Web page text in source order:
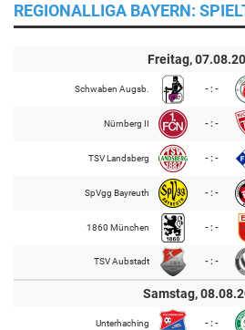
REGIONALLIGA BAYERN:
Freitag,
Schwaben Augsb. - : -
Nürnberg II - : -
TSV Landsberg - : -
SpVgg Bayreuth - : -
1860 München - : -
TSV Aubstadt - : -
Samstag,
Unterhaching - : -